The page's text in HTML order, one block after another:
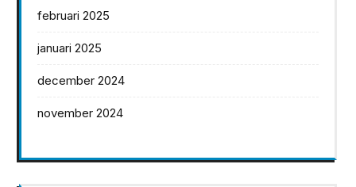
februari 2025
januari 2025
december 2024
november 2024